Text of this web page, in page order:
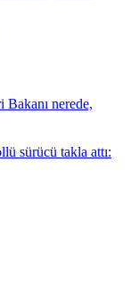
Bakanı nerede,
sürücü takla attı: